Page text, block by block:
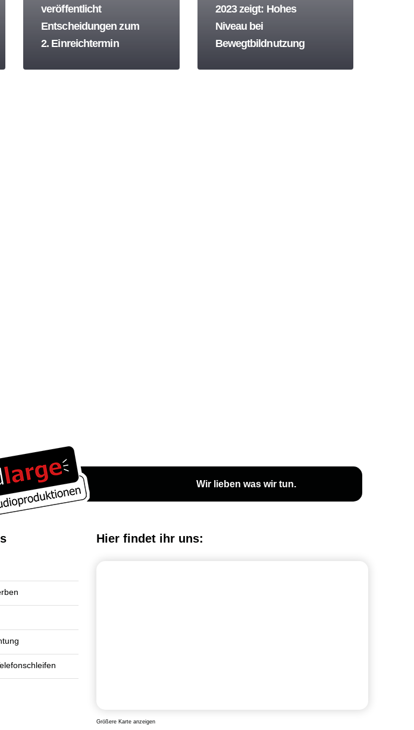
veröffentlicht
Entscheidungen zum
2. Einreichtermin
2023 zeigt: Hohes
Niveau bei
Bewegtbildnutzung
Wir lieben was wir tun.
Hier findet ihr uns:
Größere Karte anzeigen